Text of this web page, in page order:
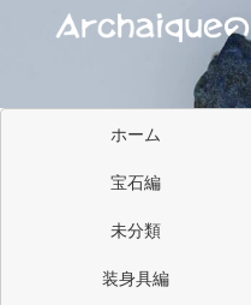
ホーム
宝石編
未分類
装身具編